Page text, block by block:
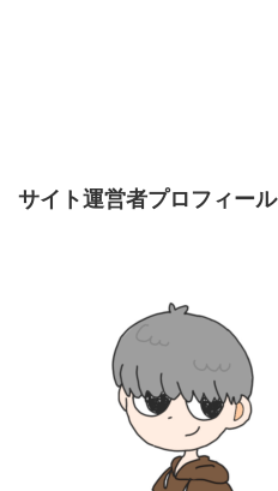
サイト運営者プロフィール